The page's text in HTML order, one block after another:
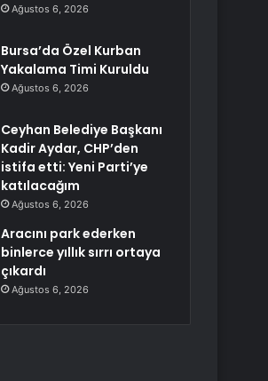
Ağustos 6, 2026
Bursa’da Özel Kurban
Yakalama Timi Kuruldu
Ağustos 6, 2026
Ceyhan Belediye Başkanı
Kadir Aydar, CHP’den
istifa etti: Yeni Parti’ye
katılacağım
Ağustos 6, 2026
Aracını park ederken
binlerce yıllık sırrı ortaya
çıkardı
Ağustos 6, 2026